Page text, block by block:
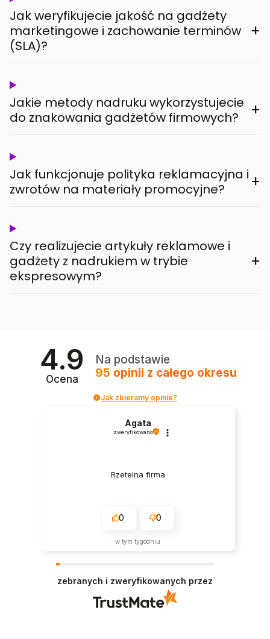
Jak weryfikujecie jakość na gadżety
marketingowe i zachowanie terminów
(SLA)?
+
Jakie metody nadruku wykorzystujecie
do znakowania gadżetów firmowych?
+
Jak funkcjonuje polityka reklamacyjna i
zwrotów na materiały promocyjne?
+
Czy realizujecie artykuły reklamowe i
gadżety z nadrukiem w trybie
ekspresowym?
+
4.9
Ocena
Na podstawie
95 opinii z całego okresu
Jak zbieramy opinie?
Agata
zweryfikowano
Rzetelna firma
0 0
w tym tygodniu
zebranych i zweryfikowanych przez